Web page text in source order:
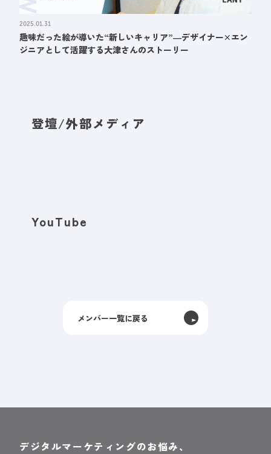
2025.01.31
趣味だった絵が導いた“新しいキャリア”―デザイナー×エン
ジニアとして活躍する大津さんのストーリー
登壇/外部メディア
YouTube
メンバー一覧に戻る
デジタルマーケティングのお悩み、